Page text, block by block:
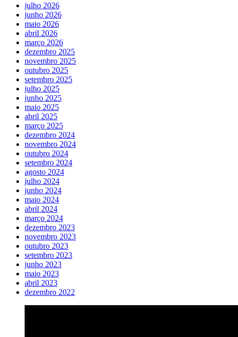
julho 2026
junho 2026
maio 2026
abril 2026
março 2026
dezembro 2025
novembro 2025
outubro 2025
setembro 2025
julho 2025
junho 2025
maio 2025
abril 2025
março 2025
dezembro 2024
novembro 2024
outubro 2024
setembro 2024
agosto 2024
julho 2024
junho 2024
maio 2024
abril 2024
março 2024
dezembro 2023
novembro 2023
outubro 2023
setembro 2023
junho 2023
maio 2023
abril 2023
dezembro 2022